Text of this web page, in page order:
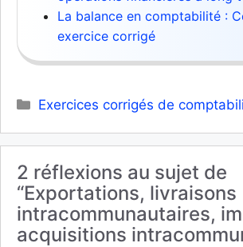
La balance en comptabilité :
exercice corrigé
Catégories
Exercices corrigés de
2 réflexions au sujet de
“Exportations, livraisons
intracommunautaires,
acquisitions